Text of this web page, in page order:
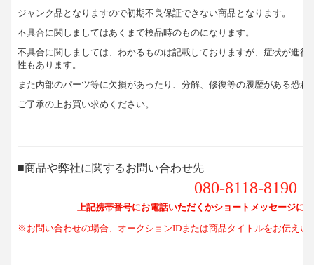
ジャンク品となりますので初期不良保証できない商品となります。
不具合に関しましてはあくまで検品時のものになります。
不具合に関しましては、わかるものは記載しておりますが、症状が進
性もあります。
また内部のパーツ等に欠損があったり、分解、修復等の履歴がある恐れ
ご了承の上お買い求めください。
■商品や弊社に関するお問い合わせ先
080-8118-8190
上記携帯番号にお電話いただくかショートメッセージに
※お問い合わせの場合、オークションIDまたは商品タイトルをお伝えい